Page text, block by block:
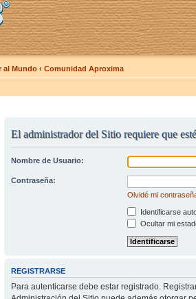
al Mundo ‹ Comunidad Aproxima
El administrador del Sitio requiere que
Nombre de Usuario:
Contraseña:
Olvidé mi
Identificarse
Ocultar mi
REGISTRARSE
Para autenticarse debe estar registrado.